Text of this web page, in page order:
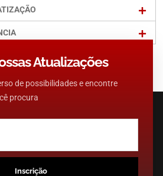
Atualizações
de possibilidades e encontre
procura
Inscrição